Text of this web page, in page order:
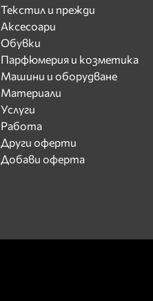
Текстил и прежди
Аксесоари
Обувки
Парфюмерия и козметика
Машини и оборудване
Материали
Услуги
Работа
Други оферти
Добави оферта